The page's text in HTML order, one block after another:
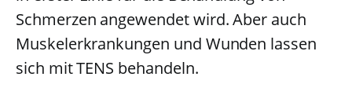
Schmerzen angewendet wird. Aber auch
Muskelerkrankungen und Wunden lassen
sich mit TENS behandeln.